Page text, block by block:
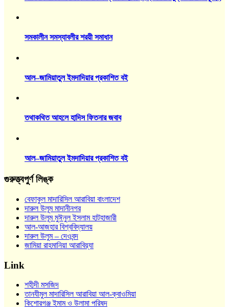
সমকালীন সমস্যাবলীর শরয়ী সমাধান
আল–জামিয়াতুল ইমদাদিয়ার প্রকাশিত বই
তথাকথিত আহলে হাদিস ফিতনার জবাব
আল–জামিয়াতুল ইমদাদিয়ার প্রকাশিত বই
গুরুত্ত্বপুর্ণ লিঙ্ক
বেফাকুল মাদারিসিল আরাবিয়া বাংলাদেশ
দারুল উলূম মাদানীনগর
দারুল উলূম মুঈনুল ইসলাম হাটহাজারী
আল-আজহার বিশ্ববিদ্যালয়
দারুল উলুম – দেওবন্দ
জামিয়া রাহমানিয়া আরাবিয়্যা
Link
শহীদী মসজিদ
তানযীমুল মাদারিসিল আরাবিয়া আল-ক্বাওমিয়া
কিশোরগঞ্জ ইমাম ও উলামা পরিষদ